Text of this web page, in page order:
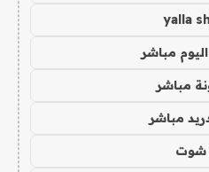
yalla
مباشر
مباشر
مباشر
شوت